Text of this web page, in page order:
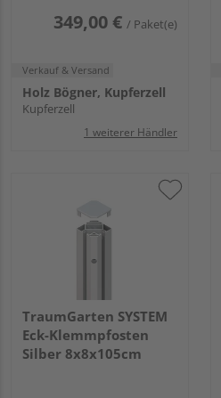
349,00 € / Paket(e)
Verkauf & Versand
Holz Bögner, Kupferzell
Kupferzell
1 weiterer Händler
TraumGarten SYSTEM
Eck-Klemmpfosten
Silber 8x8x105cm